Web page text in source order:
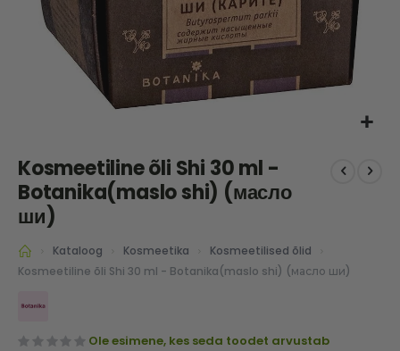
to
the
beginning
of
the
images
gallery
Kosmeetiline õli Shi 30 ml -
Botanika(maslo shi) (масло
ши)
Kataloog Kosmeetika
Kosmeetilised õlid
Kosmeetiline õli Shi 30 ml - Botanika(maslo shi) (масло ши)
Ole esimene, kes seda toodet arvustab